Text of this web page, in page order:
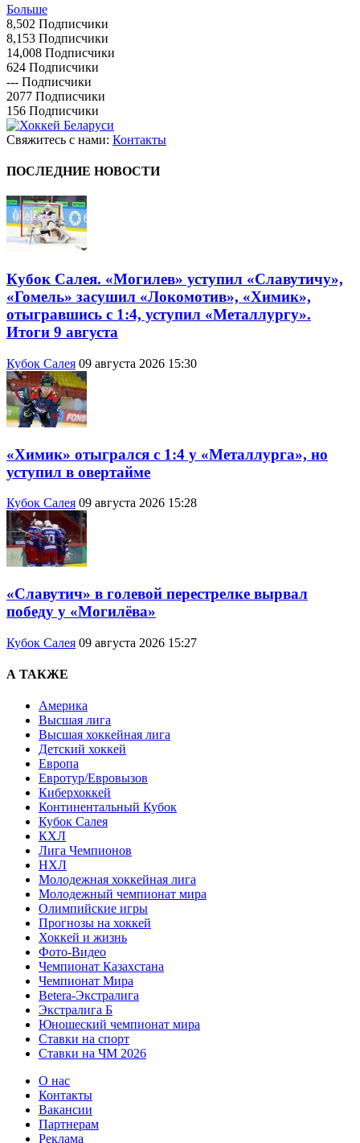
Больше
8,502 Подписчики
8,153 Подписчики
14,008 Подписчики
624 Подписчики
--- Подписчики
2077 Подписчики
156 Подписчики
Свяжитесь с нами: Контакты
ПОСЛЕДНИЕ НОВОСТИ
Кубок Салея. «Могилев» уступил «Славутичу»,
«Гомель» засушил «Локомотив», «Химик»,
отыгравшись с 1:4, уступил «Металлургу».
Итоги 9 августа
Кубок Салея 09 августа 2026 15:30
«Химик» отыгрался с 1:4 у «Металлурга», но
уступил в овертайме
Кубок Салея 09 августа 2026 15:28
«Славутич» в голевой перестрелке вырвал
победу у «Могилёва»
Кубок Салея 09 августа 2026 15:27
А ТАКЖЕ
Америка
Высшая лига
Высшая хоккейная лига
Детский хоккей
Европа
Евротур/Евровызов
Киберхоккей
Континентальный Кубок
Кубок Салея
КХЛ
Лига Чемпионов
НХЛ
Молодежная хоккейная лига
Молодежный чемпионат мира
Олимпийские игры
Прогнозы на хоккей
Хоккей и жизнь
Фото-Видео
Чемпионат Казахстана
Чемпионат Мира
Betera-Экстралига
Экстралига Б
Юношеский чемпионат мира
Ставки на спорт
Ставки на ЧМ 2026
О нас
Контакты
Вакансии
Партнерам
Реклама